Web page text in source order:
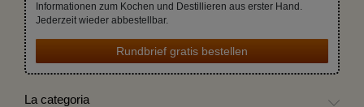
Informationen zum Kochen und Destillieren aus erster Hand.
Jederzeit wieder abbestellbar.
Rundbrief gratis bestellen
La categoria